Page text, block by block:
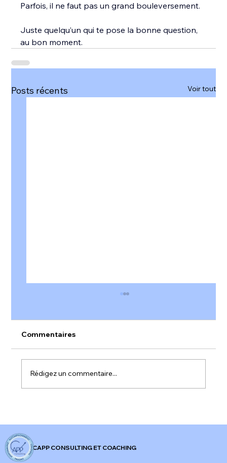
Parfois, il ne faut pas un grand bouleversement.
Juste quelqu’un qui te pose la bonne question,
au bon moment.
Posts récents Voir tout
𝐅𝐫𝐚𝐧𝐜𝐞 !
Commentaires
Rédigez un commentaire...
CAPP CONSULTING ET COACHING